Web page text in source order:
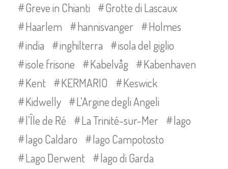
Greve in Chianti
Grotte di Lascaux
Haarlem
hannisvanger
Holmes
india
inghilterra
isola del giglio
isole frisone
Kabelvåg
Kabenhaven
Kent
KERMARIO
Keswick
Kidwelly
L’Argine degli Angeli
l’Île de Ré
La Trinité-sur-Mer
lago
lago Caldaro
lago Campotosto
Lago Derwent
lago di Garda